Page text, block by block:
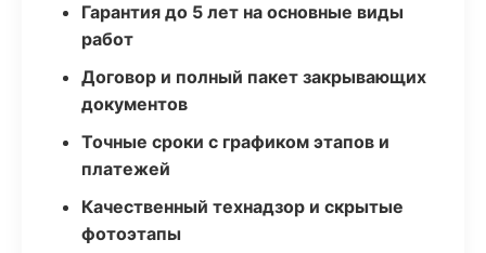
Гарантия до 5 лет на основные виды
работ
Договор и полный пакет закрывающих
документов
Точные сроки с графиком этапов и
платежей
Качественный технадзор и скрытые
фотоэтапы